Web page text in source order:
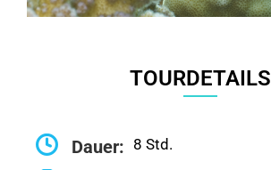
TOURDETAILS
Dauer: 8 Std.